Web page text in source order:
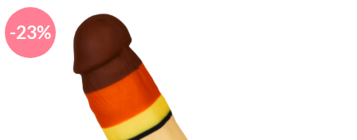
-23%